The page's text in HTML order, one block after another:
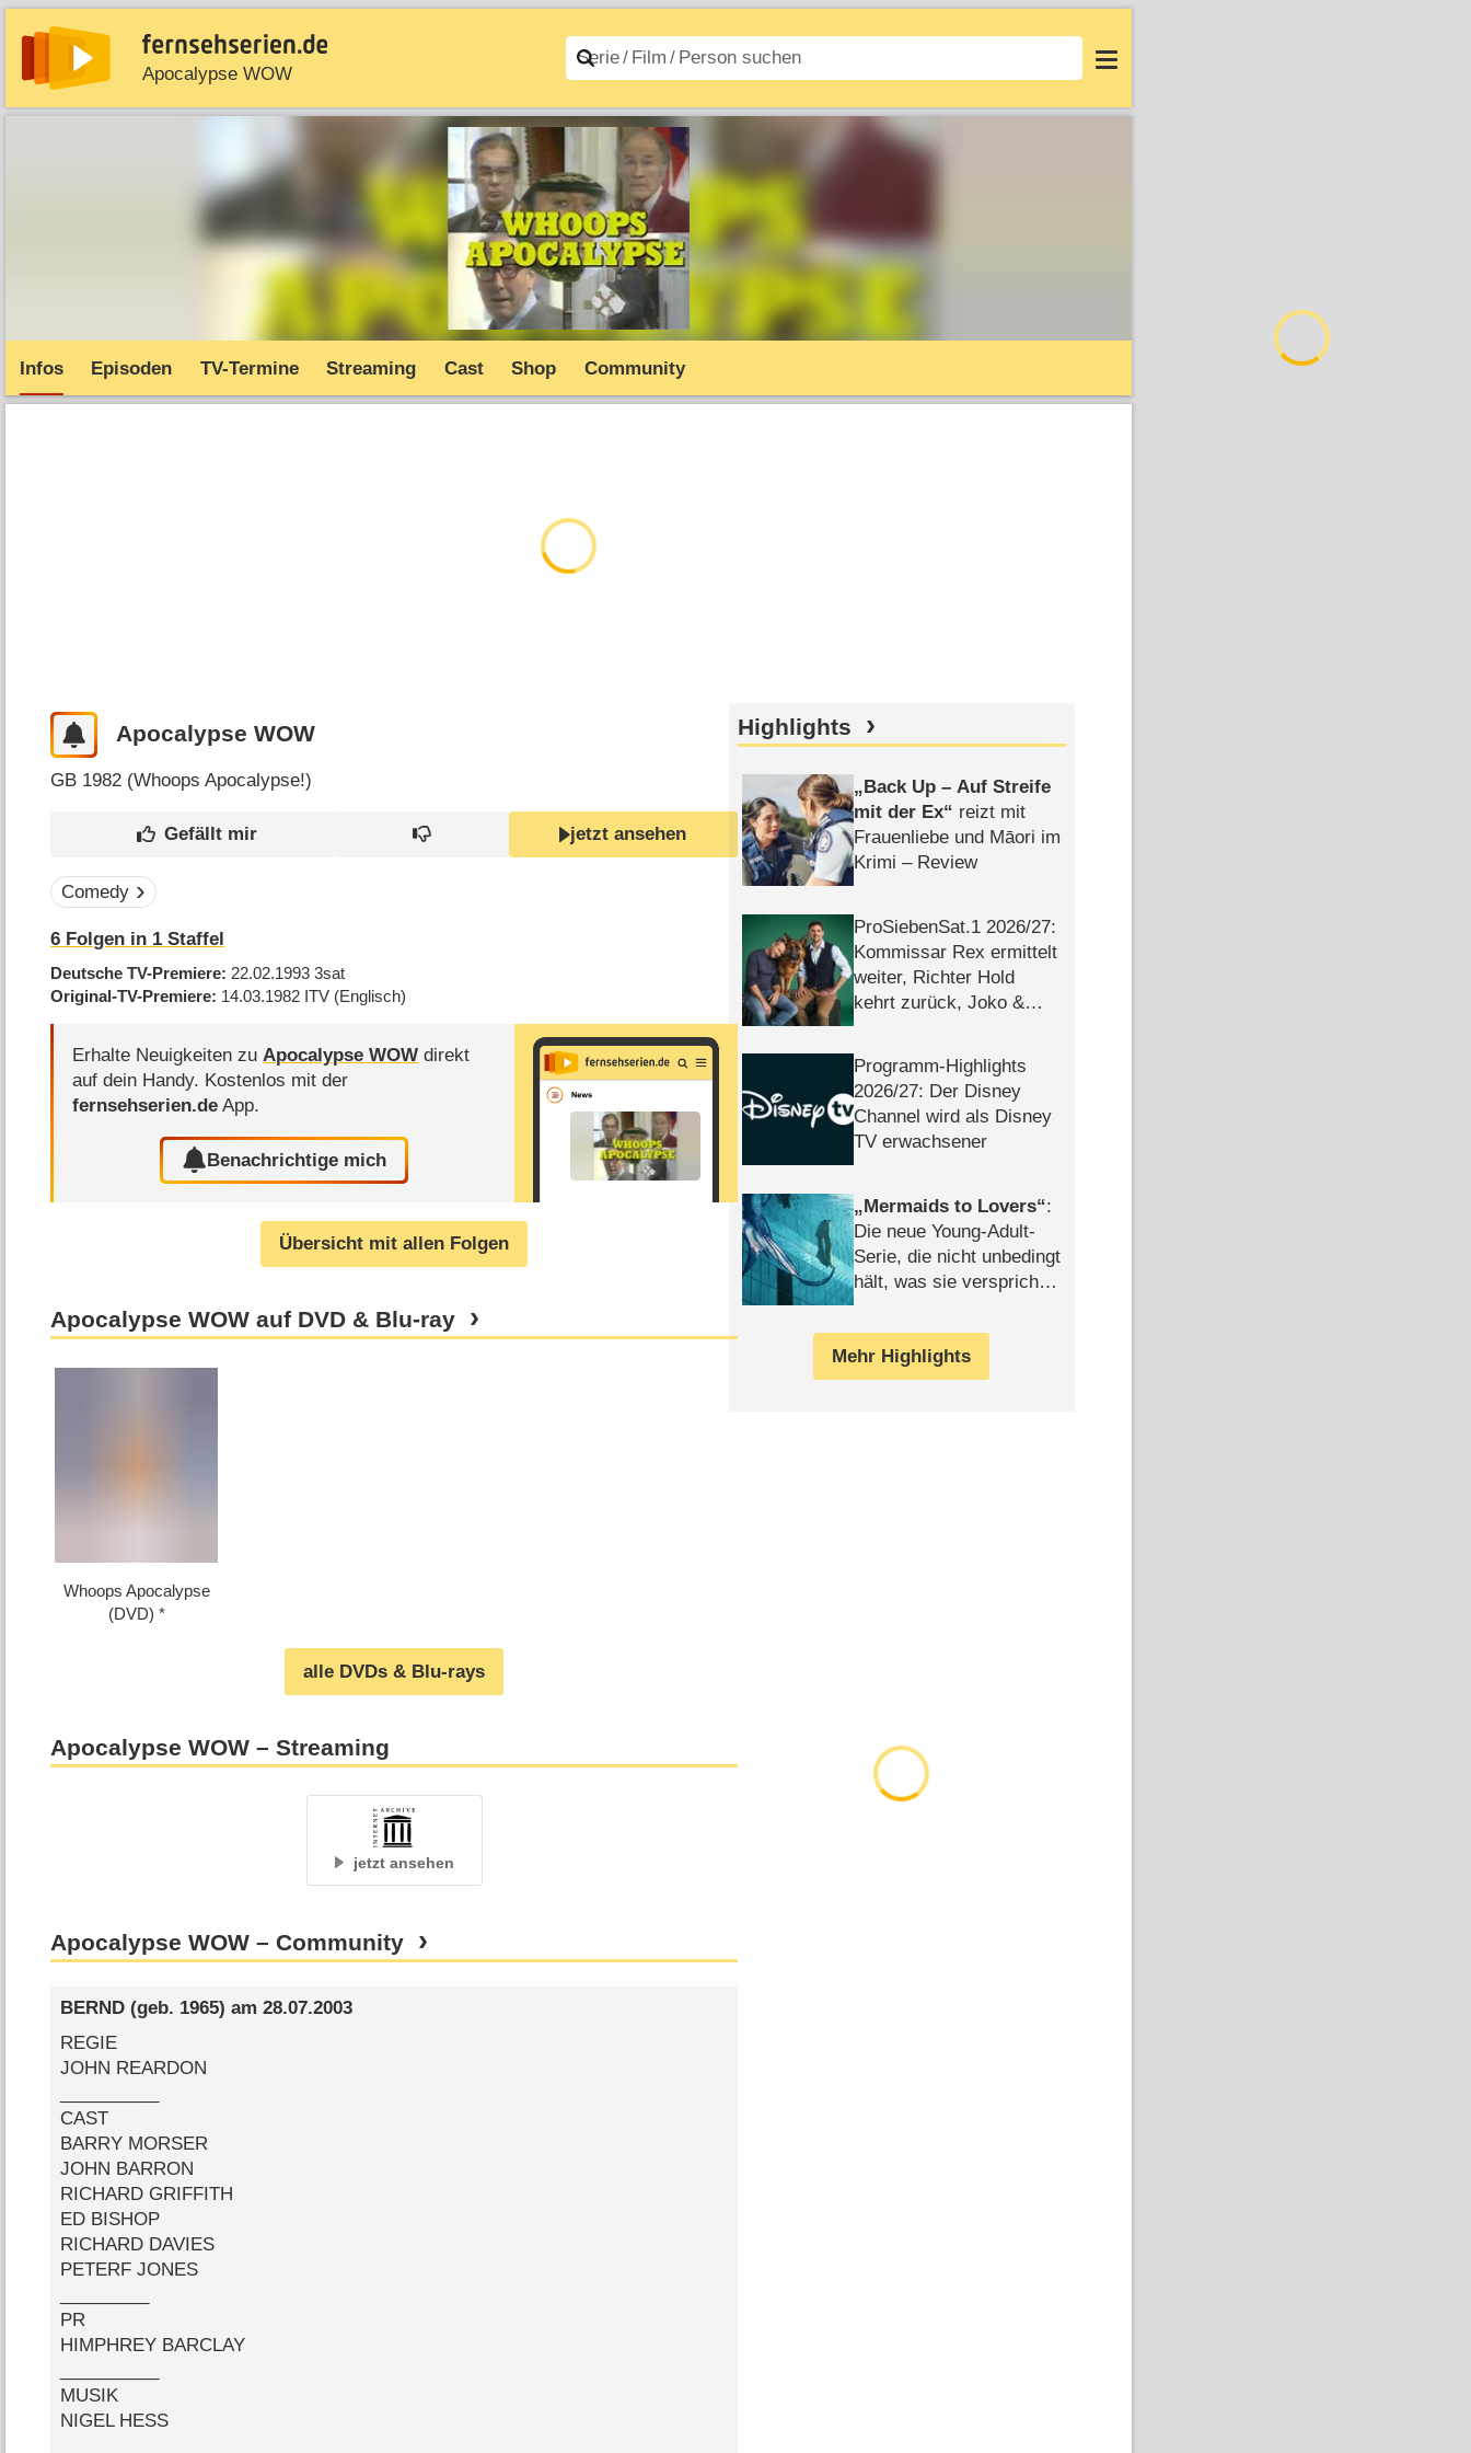
Apocalypse WOW
News Entdecken Streaming Filme A–Z Login
Infos Episoden TV-Termine Streaming Cast Shop Community
Apocalypse WOW
GB 1982 (Whoops Apocalypse!)
jetzt ansehen
Comedy
6 Folgen in 1 Staffel
Deutsche TV-Premiere 22.02.19933sat
Original-TV-Premiere 14.03.1982 ITV (Englisch)
Erhalte Neuigkeiten zuApocalypse WOW direkt
auf dein Handy. Kostenlos mit der
fernsehserien.de App.
Benachrichtige mich
Übersicht mit allen Folgen
Apocalypse WOW auf DVD & Blu-ray
Whoops Apocalypse
(DVD)
alle DVDs & Blu-rays
Apocalypse WOW – Streaming
jetzt ansehen
Apocalypse WOW – Community
BERND(geb. 1965) am 28.07.2003
REGIE
JOHN REARDON
CAST
BARRY MORSER
JOHN BARRON
RICHARD GRIFFITH
ED BISHOP
RICHARD DAVIES
PETERF JONES
PR
HIMPHREY BARCLAY
MUSIK
NIGEL HESS
Highlights
Back Up – Auf Streife
mit der Ex
reizt mit
Frauenliebe und Māori im
Krimi – Review
ProSiebenSat.1 2026/​27:
Kommissar Rex ermittelt
weiter, Richter Hold
kehrt zurück, Joko &
Programm-Highlights
2026/​27: Der Disney
Channel wird als Disney
TV erwachsener
Mermaids to Lovers :
Die neue Young-Adult-
Serie, die nicht unbedingt
hält, was sie verspricht –
Mehr Highlights